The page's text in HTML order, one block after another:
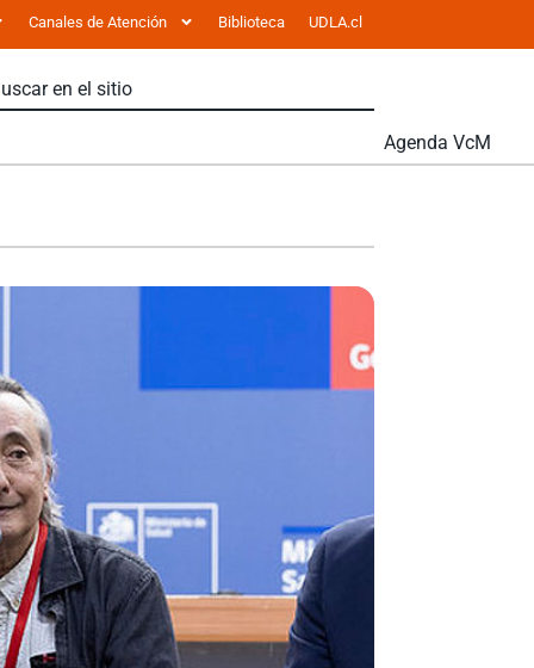
Canales de Atención Biblioteca UDLA.cl
Agenda VcM